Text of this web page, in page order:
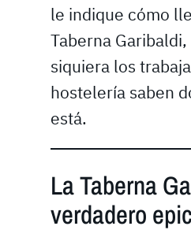
le indique cómo
Taberna
siquiera los
hostelería saben
está.
La Taberna
verdadero